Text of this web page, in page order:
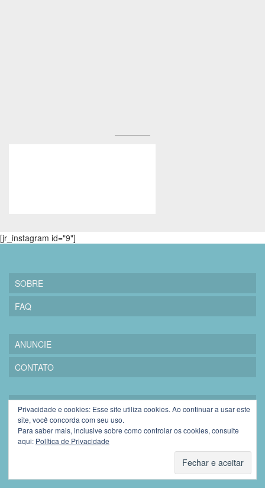
[jr_instagram id="9"]
SOBRE
FAQ
ANUNCIE
CONTATO
PRIVACIDADE
BLOGROLL
Privacidade e cookies: Esse site utiliza cookies. Ao continuar a usar este
site, você concorda com seu uso.
Para saber mais, inclusive sobre como controlar os cookies, consulte
aqui: Política de Privacidade